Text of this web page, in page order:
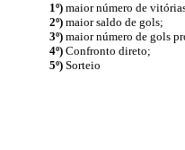
1º)maior número de
2º) maior saldo de gols;
3º) maior número de gols
4º) Confronto direto;
5º) Sorteio